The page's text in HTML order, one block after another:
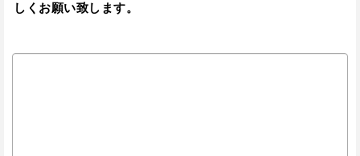
しくお願い致します。